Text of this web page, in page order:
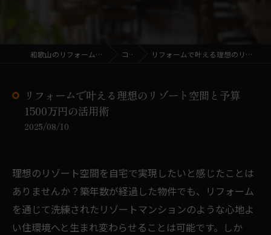
和歌山のリフォームなら株式会社N建設企画 コラム リフォームで叶える理想のリゾート空間と予算1500万円の活用術
リフォームで叶える理想のリゾート空間と予算
1500万円の活用術
2025/08/10
理想のリゾート空間を自宅で実現したいと感じたことは
ありませんか？築年数が経過した物件でも、リフォーム
を通じて洗練されたリゾートマンションのような心地よ
い住環境へと生まれ変わらせることは可能です。しか